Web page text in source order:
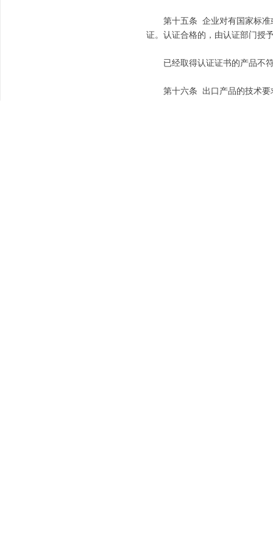
第十五条 企业对有国家标准或
证。认证合格的，由认证部门授
已经取得认证证书的产品不符
第十六条 出口产品的技术要